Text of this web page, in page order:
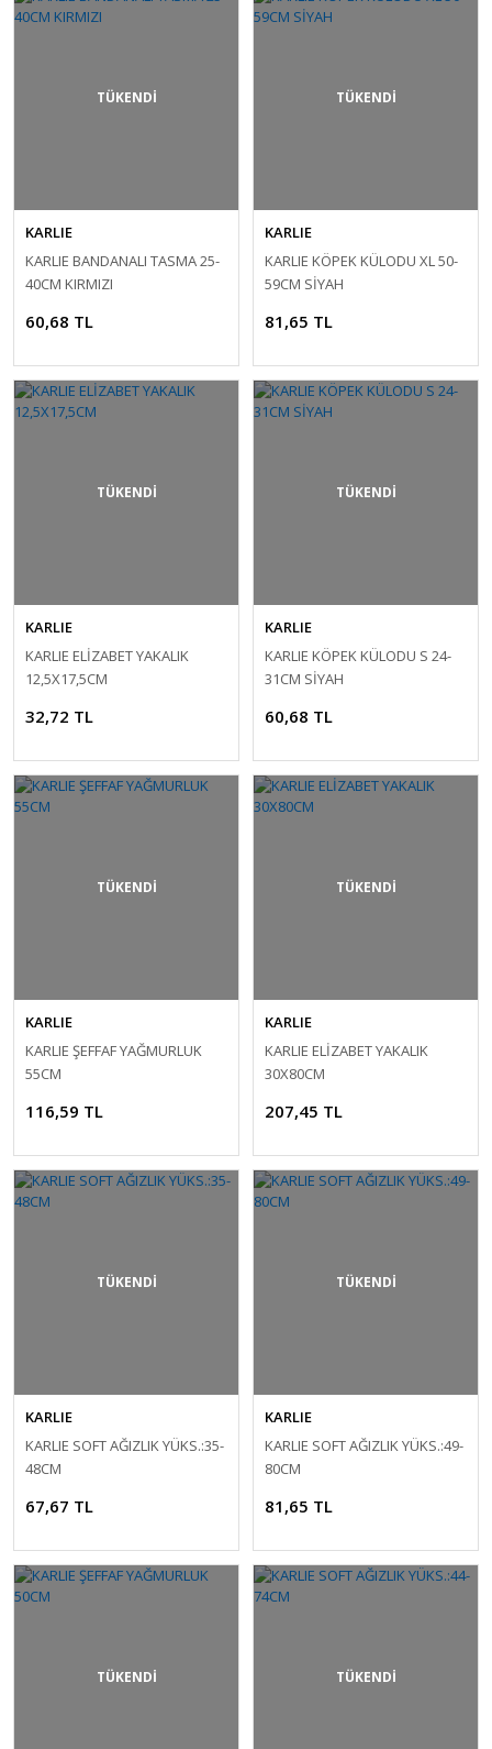
TÜKENDİ
KARLIE
KARLIE BANDANALI TASMA 25-
40CM KIRMIZI
60,68 TL
TÜKENDİ
KARLIE
KARLIE KÖPEK KÜLODU XL 50-
59CM SİYAH
81,65 TL
TÜKENDİ
KARLIE
KARLIE ELİZABET YAKALIK
12,5X17,5CM
32,72 TL
TÜKENDİ
KARLIE
KARLIE KÖPEK KÜLODU S 24-
31CM SİYAH
60,68 TL
TÜKENDİ
KARLIE
KARLIE ŞEFFAF YAĞMURLUK
55CM
116,59 TL
TÜKENDİ
KARLIE
KARLIE ELİZABET YAKALIK
30X80CM
207,45 TL
TÜKENDİ
KARLIE
KARLIE SOFT AĞIZLIK YÜKS.:35-
48CM
67,67 TL
TÜKENDİ
KARLIE
KARLIE SOFT AĞIZLIK YÜKS.:49-
80CM
81,65 TL
TÜKENDİ TÜKENDİ